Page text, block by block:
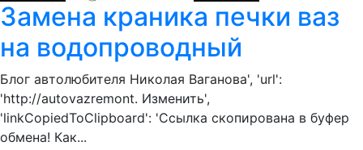
Замена краника печки ваз
на водопроводный
Блог автолюбителя Николая Ваганова', 'url':
'http://autovazremont. Изменить',
'linkCopiedToClipboard': 'Ссылка скопирована в буфер
обмена! Как...